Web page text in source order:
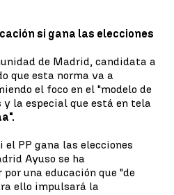
si gana las elecciones
de Madrid, candidata a
que esta norma va a
el foco en el "modelo de
y la especial que está en tela
PP gana las elecciones
Ayuso se ha
una educación que "de
ello impulsará la